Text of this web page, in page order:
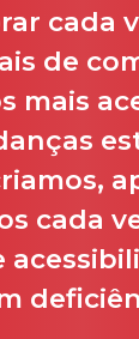
cada
de
mais
cada